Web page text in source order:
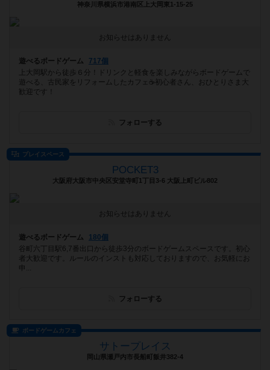
神奈川県横浜市港南区上大岡東1-15-25
お知らせはありません
遊べるボードゲーム
717個
上大岡駅から徒歩６分！ドリンクと軽食を楽しみながらボードゲームで
遊べる、古民家をリフォームしたカフェ☕️初心者さん、おひとりさま大
歓迎です！
フォローする
プレイスペース
POCKET3
大阪府大阪市中央区安堂寺町1丁目3-6 大阪上町ビル802
お知らせはありません
遊べるボードゲーム
180個
谷町六丁目駅6,7番出口から徒歩3分のボードゲームスペースです。初心
者大歓迎です。ルールのインストも対応しておりますので、お気軽にお
申...
フォローする
ボードゲームカフェ
サトープレイス
岡山県瀬戸内市長船町飯井382-4